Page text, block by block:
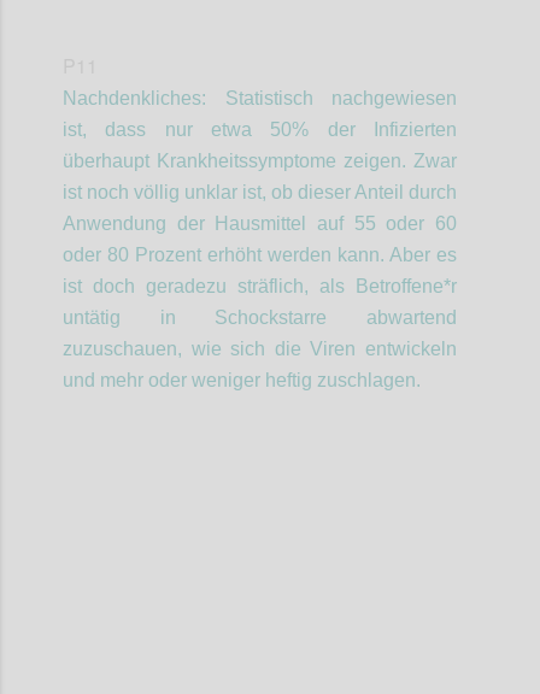
Nachdenkliches: Statistisch nachgewiesen
ist, dass nur etwa 50% der Infizierten
überhaupt Krankheitssymptome zeigen. Zwar
ist noch völlig unklar ist, ob dieser Anteil durch
Anwendung der Hausmittel auf 55 oder 60
oder 80 Prozent erhöht werden kann. Aber es
ist doch geradezu sträflich, als Betroffene*r
untätig in Schockstarre abwartend
zuzuschauen, wie sich die Viren entwickeln
und mehr oder weniger heftig zuschlagen.